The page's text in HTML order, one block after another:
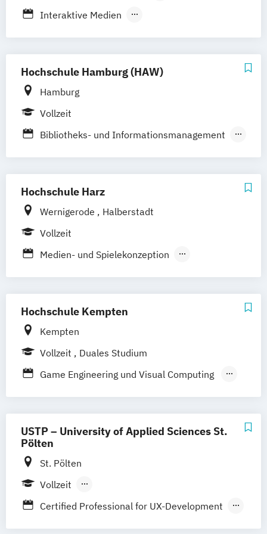
Berufsbegleitendes Präsenzstudium
Interaktive Medien
Marketing-Management Digital
Transformation Design
Hochschule Hamburg (HAW)
Hamburg
Vollzeit
Bibliotheks- und Informationsmanagement
und Medienwirtschaft
Informations- und Kommunikationstechnik
Kommunikationsdesign Media Systems
Zeitabhängige Medien/Sound - Vision -
Games
Hochschule Harz
Wernigerode
Halberstadt
Vollzeit
Medien- und Spielekonzeption
Hochschule Kempten
Kempten
Vollzeit
Duales Studium
Game Engineering und Visual Computing
USTP – University of Applied Sciences St.
Pölten
St. Pölten
Vollzeit
Berufsbegleitendes Präsenzstudium
Certified Professional for UX-Development